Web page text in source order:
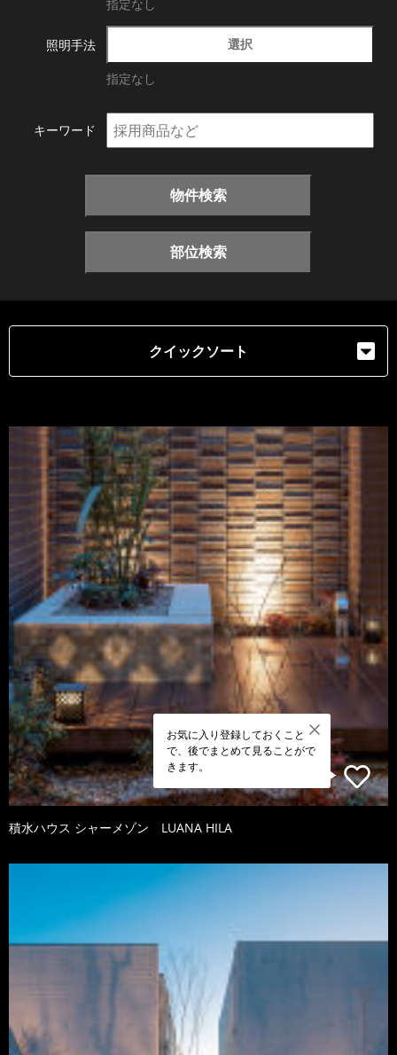
指定なし
照明手法 選択
指定なし
キーワード
物件検索
部位検索
クイックソート
お気に入り登録しておくこと
で、後でまとめて見ることがで
きます。
積水ハウス シャーメゾン LUANA HILA